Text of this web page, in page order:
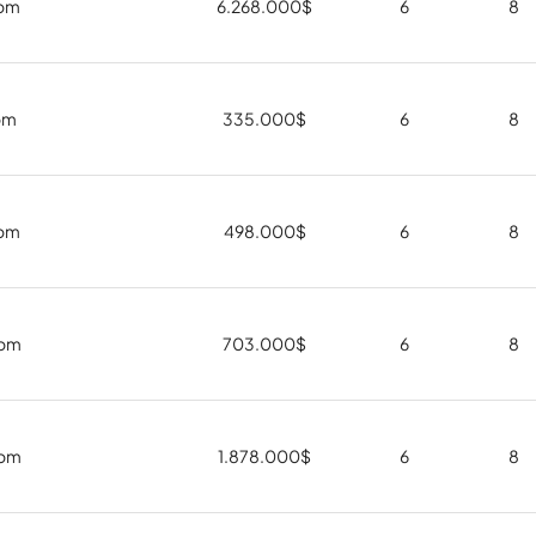
6.268.000$ 6 8
335.000$ 6 8
498.000$ 6 8
703.000$ 6 8
1.878.000$ 6 8